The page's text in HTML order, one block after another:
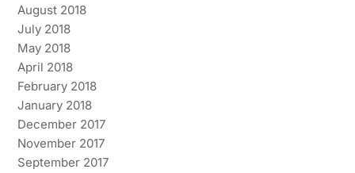
August 2018
July 2018
May 2018
April 2018
February 2018
January 2018
December 2017
November 2017
September 2017